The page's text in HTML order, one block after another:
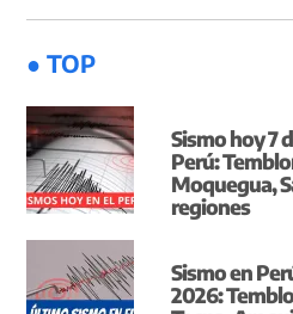
● TOP
Sismo hoy 7
Perú:
Moquegua,
regiones
Sismo en
2026: